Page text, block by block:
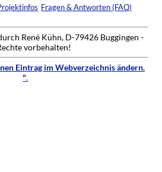
Fragen & Antworten (FAQ)
René Kühn, D-79426 Buggingen -
vorbehalten!
Eintrag im Webverzeichnis ändern.
".